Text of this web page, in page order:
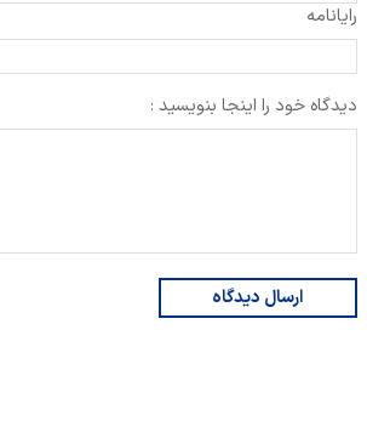
رایانامه
دیدگاه خود را اینجا بنویسید :
ارسال دیدگاه